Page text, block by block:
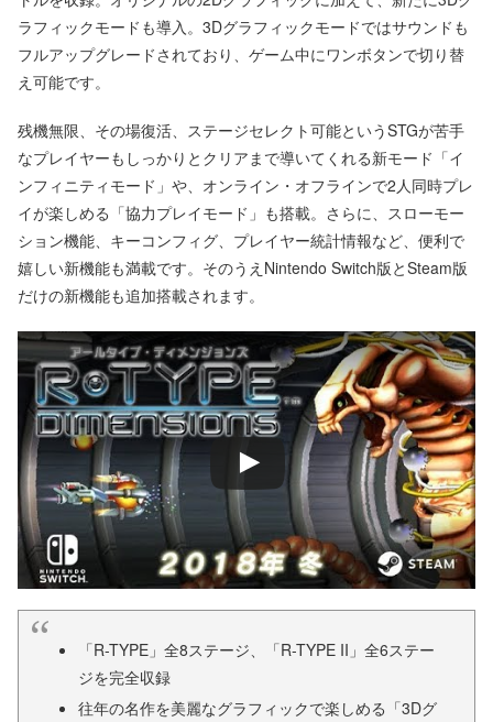
ラフィックモードも導入。3Dグラフィックモードではサウンドも
フルアップグレードされており、ゲーム中にワンボタンで切り替
え可能です。
残機無限、その場復活、ステージセレクト可能というSTGが苦手
なプレイヤーもしっかりとクリアまで導いてくれる新モード「イ
ンフィニティモード」や、オンライン・オフラインで2人同時プレ
イが楽しめる「協力プレイモード」も搭載。さらに、スローモー
ション機能、キーコンフィグ、プレイヤー統計情報など、便利で
嬉しい新機能も満載です。そのうえNintendo Switch版とSteam版
だけの新機能も追加搭載されます。
「R-TYPE」全8ステージ、「R-TYPE II」全6ステー
ジを完全収録
往年の名作を美麗なグラフィックで楽しめる「3Dグ